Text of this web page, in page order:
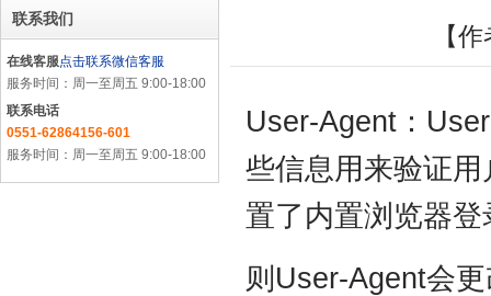
联系我们
在线客服点击联系微信客服
服务时间：周一至周五 9:00-18:00
联系电话
0551-62864156-601
服务时间：周一至周五 9:00-18:00
【
User-Agent：
些信息用来验证
置了内置浏览器登
则User-Agent会